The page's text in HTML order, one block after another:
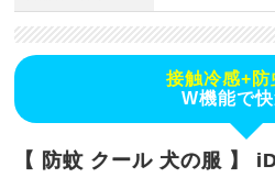
接触冷感+防
W機能で快
【 防蚊 クール 犬の服 】